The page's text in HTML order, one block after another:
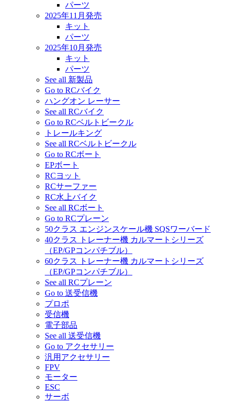
パーツ
2025年11月発売
キット
パーツ
2025年10月発売
キット
パーツ
See all 新製品
Go to RCバイク
ハングオン レーサー
See all RCバイク
Go to RCベルトビークル
トレールキング
See all RCベルトビークル
Go to RCボート
EPボート
RCヨット
RCサーファー
RC水上バイク
See all RCボート
Go to RCプレーン
50クラス エンジンスケール機 SQSワーバード
40クラス トレーナー機 カルマートシリーズ
（EP/GPコンパチブル）
60クラス トレーナー機 カルマートシリーズ
（EP/GPコンパチブル）
See all RCプレーン
Go to 送受信機
プロポ
受信機
電子部品
See all 送受信機
Go to アクセサリー
汎用アクセサリー
FPV
モーター
ESC
サーボ